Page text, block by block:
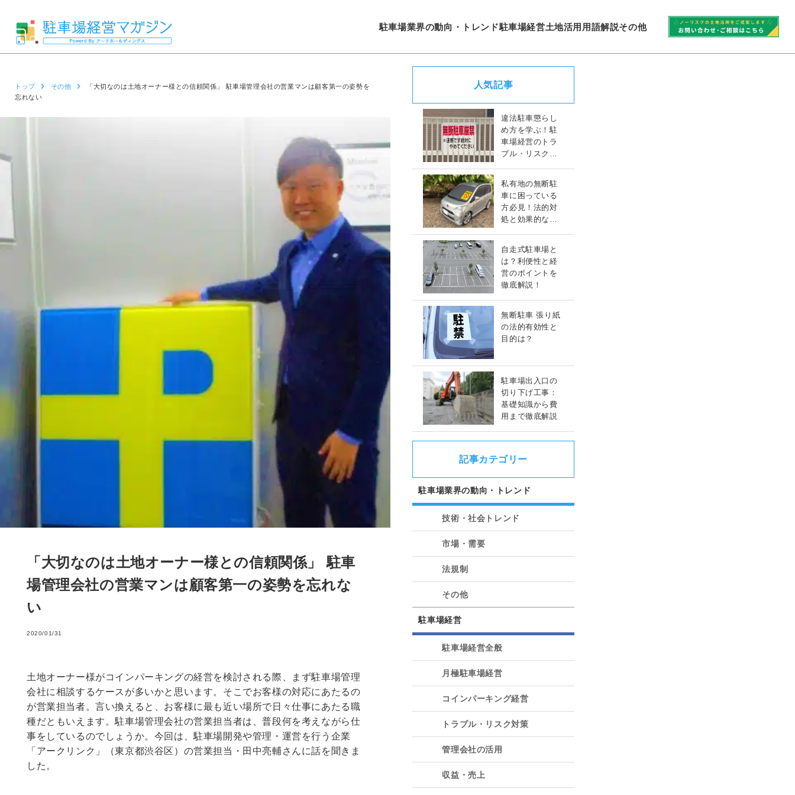
駐車場業界の動向・トレンド駐車場経営土地活用 用語解説その他
トップ その他
「大切なのは土地オーナー様との信頼関係」 駐車場管理会社の営業マンは顧客第一の姿勢を
忘れない
「大切なのは土地オーナー様との信頼関係」 駐車
場管理会社の営業マンは顧客第一の姿勢を忘れな
い
2020/01/31
土地オーナー様がコインパーキングの経営を検討される際、まず駐車場管理
会社に相談するケースが多いかと思います。そこでお客様の対応にあたるの
が営業担当者。言い換えると、お客様に最も近い場所で日々仕事にあたる職
種だともいえます。駐車場管理会社の営業担当者は、普段何を考えながら仕
事をしているのでしょうか。今回は、駐車場開発や管理・運営を行う企業
「アークリンク」（東京都渋谷区）の営業担当・田中亮輔さんに話を聞きま
した。
人気記事
違法駐車懲らし
め方を学ぶ！駐
車場経営のトラ
ブル・リスク対
私有地の無断駐
車に困っている
方必見！法的対
処と効果的な対
自走式駐車場と
は？利便性と経
営のポイントを
徹底解説！
無断駐車 張り紙
の法的有効性と
目的は？
駐車場出入口の
切り下げ工事：
基礎知識から費
用まで徹底解説
記事カテゴリー
駐車場業界の動向・トレンド
技術・社会トレンド
市場・需要
法規制
その他
駐車場経営
駐車場経営全般
月極駐車場経営
コインパーキング経営
トラブル・リスク対策
管理会社の活用
収益・売上